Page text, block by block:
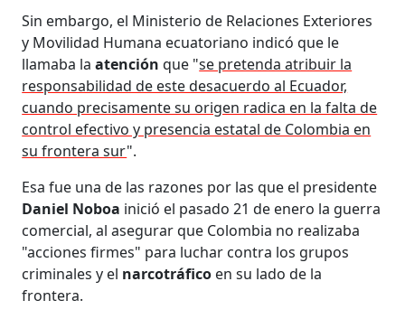
Sin embargo, el Ministerio de Relaciones Exteriores
y Movilidad Humana ecuatoriano indicó que le
llamaba laatención que "se pretenda atribuir la
responsabilidad de este desacuerdo al Ecuador,
cuando precisamente su origen radica en la falta de
control efectivo y presencia estatal de Colombia en
su frontera sur".
Esa fue una de las razones por las que el presidente
Daniel Noboa inició el pasado 21 de enero la guerra
comercial, al asegurar que Colombia no realizaba
"acciones firmes" para luchar contra los grupos
criminales y el narcotráfico en su lado de la
frontera.